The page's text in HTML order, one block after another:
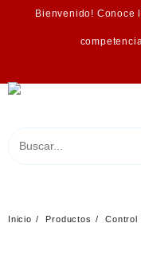
Bienvenido! Conoce
Inicio Productos Control